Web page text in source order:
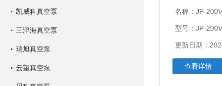
凯威科真空泵
三津海真空泵
瑞旭真空泵
云望真空泵
名称： JP-200V中国台湾
型号：JP-200V
更新日期：
查看详情